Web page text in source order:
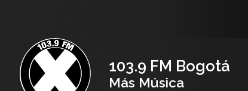
103.9 FM Bogotá
Más Música